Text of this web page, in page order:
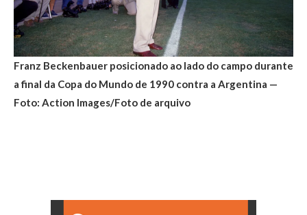
Franz Beckenbauer posicionado ao lado do campo durante
a final da Copa do Mundo de 1990 contra a Argentina —
Foto: Action Images/Foto de arquivo